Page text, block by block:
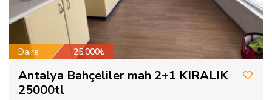
Daire 25.000₺
Antalya Bahçeliler mah 2+1 KIRALIK
25000tl